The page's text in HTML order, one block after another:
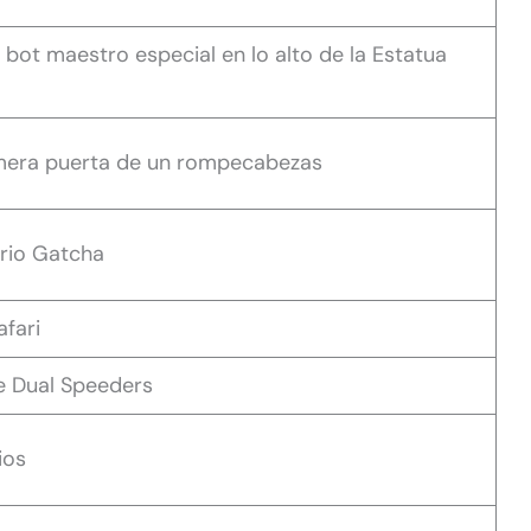
maestro especial en lo alto de la Estatua
puerta de un rompecabezas
Gatcha
Dual Speeders